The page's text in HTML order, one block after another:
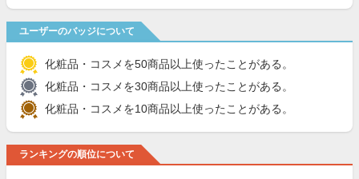
ユーザーのバッジについて
化粧品・コスメを50商品以上使ったことがある。
化粧品・コスメを30商品以上使ったことがある。
化粧品・コスメを10商品以上使ったことがある。
ランキングの順位について